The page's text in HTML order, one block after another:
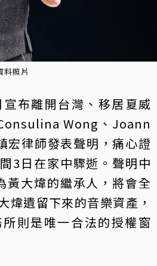
料照片
宣布離開台灣、移居夏威
Wong、Joann
宏律師發表聲明，痛心證
3日在家中驟逝。聲明中
黃大煒的繼承人，將會全
煒遺留下來的音樂資產，
則是唯一合法的授權窗